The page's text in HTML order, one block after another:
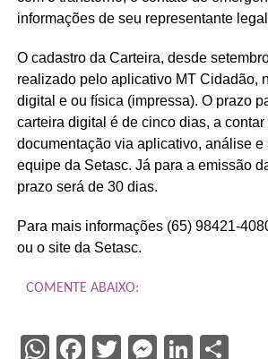
informações de seu representante
O cadastro da Carteira, desde
realizado pelo aplicativo MT Cidadão,
digital e ou física (impressa). O prazo
carteira digital é de cinco dias, a
documentação via aplicativo, análise e
equipe da Setasc. Já para a emissão
prazo será de 30 dias.
Para mais informações (65) 98421-
ou o site da Setasc.
COMENTE ABAIXO:
WhatsApp
Facebook
Twitter